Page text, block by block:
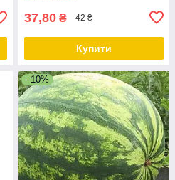
37,80 ₴ 42 ₴
Купити
–10%